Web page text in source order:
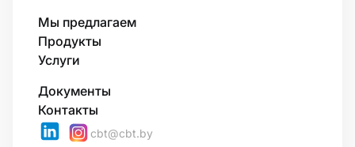
Мы предлагаем
Продукты
Услуги
Документы
Контакты
cbt@cbt.by